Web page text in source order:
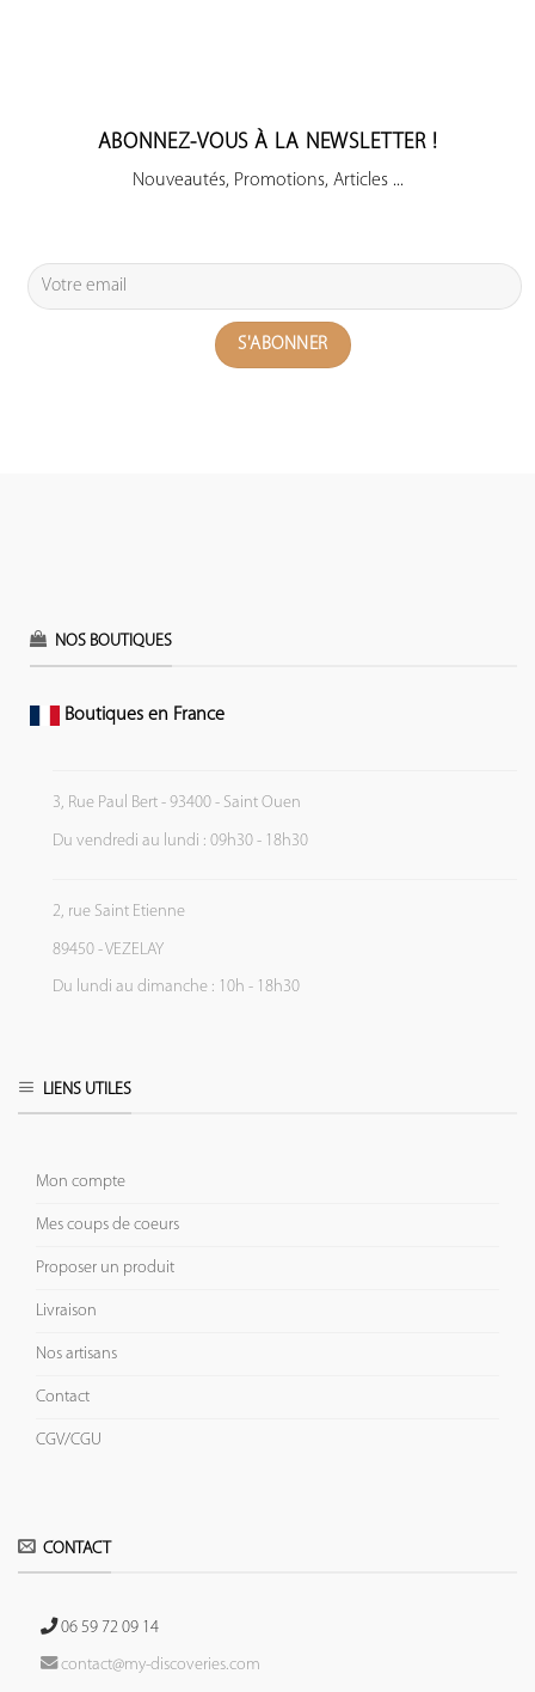
ABONNEZ-VOUS À LA NEWSLETTER !
Nouveautés, Promotions, Articles ...
NOS BOUTIQUES
Boutiques en France
3, Rue Paul Bert - 93400 - Saint Ouen
Du vendredi au lundi : 09h30 - 18h30
2, rue Saint Etienne
89450 - VEZELAY
Du lundi au dimanche : 10h - 18h30
LIENS UTILES
Mon compte
Mes coups de coeurs
Proposer un produit
Livraison
Nos artisans
Contact
CGV/CGU
CONTACT
06 59 72 09 14
contact@my-discoveries.com